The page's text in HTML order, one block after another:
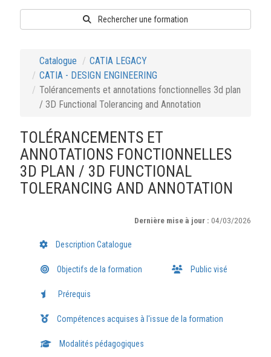
Rechercher une formation
Catalogue
CATIA LEGACY
CATIA - DESIGN ENGINEERING
Tolérancements et annotations fonctionnelles 3d plan
/ 3D Functional Tolerancing and Annotation
TOLÉRANCEMENTS ET
ANNOTATIONS FONCTIONNELLES
3D PLAN / 3D FUNCTIONAL
TOLERANCING AND ANNOTATION
Dernière mise à jour :04/03/2026
Description Catalogue
Objectifs de la formation Public visé
Prérequis
Compétences acquises à l'issue de la formation
Modalités pédagogiques